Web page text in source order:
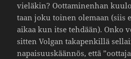
vieläkin? Ootta­mi­nenhan
taan joku toinen olemaan (siis
aikaa kun itse tehdään). Onko
sitten Volgan taka­pen­killä
napai­suus­käännös, että